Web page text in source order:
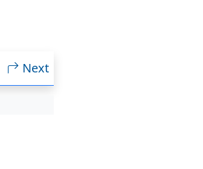
Next